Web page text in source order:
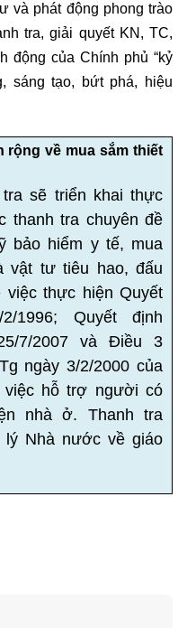
và phát động phong trào
tra, giải quyết KN, TC,
động của Chính phủ “kỷ
sáng tạo, bứt phá, hiệu
rộng về mua sắm thiết
sẽ triển khai thực
thanh tra chuyên đề
bảo hiểm y tế, mua
vật tư tiêu hao, đấu
việc thực hiện Quyết
1996; Quyết định
7/2007 và Điều 3
ngày 3/2/2000 của
hỗ trợ người có
nhà ở. Thanh tra
lý Nhà nước về giáo